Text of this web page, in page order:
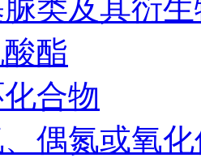
类及其衍
酯
合物
偶氮或氧